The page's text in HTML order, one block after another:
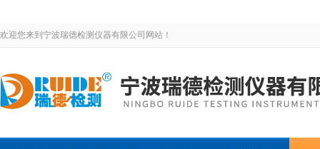
欢迎您来到宁波瑞德检测仪器有限公司网站！